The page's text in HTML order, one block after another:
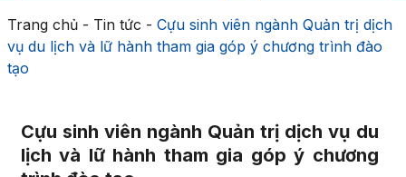
Trang chủ- Tin tức - Cựu sinh viên ngành Quản trị dịch
vụ du lịch và lữ hành tham gia góp ý chương trình đào
tạo
Cựu sinh viên ngành Quản trị dịch vụ du
lịch và lữ hành tham gia góp ý chương